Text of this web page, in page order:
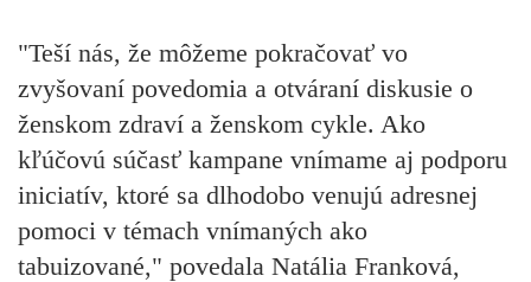
"Teší nás, že môžeme pokračovať vo
zvyšovaní povedomia a otváraní diskusie o
ženskom zdraví a ženskom cykle. Ako
kľúčovú súčasť kampane vnímame aj podporu
iniciatív, ktoré sa dlhodobo venujú adresnej
pomoci v témach vnímaných ako
tabuizované," povedala Natália Franková,